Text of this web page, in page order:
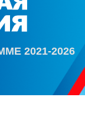
2021-2026